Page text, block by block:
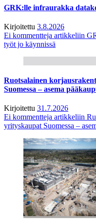
GRK:lle infraurakka
Kirjoitettu 3.8.2026
Ei kommentteja artikkeliin
työt jo käynnissä
Ruotsalainen
Suomessa – asema
Kirjoitettu 31.7.2026
Ei kommentteja artikkeliin
yrityskaupat Suomessa –